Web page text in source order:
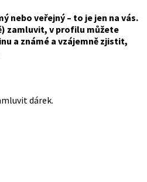
nebo veřejný – to je jen na vás.
zamluvit, v profilu můžete
a známé a vzájemně zjistit,